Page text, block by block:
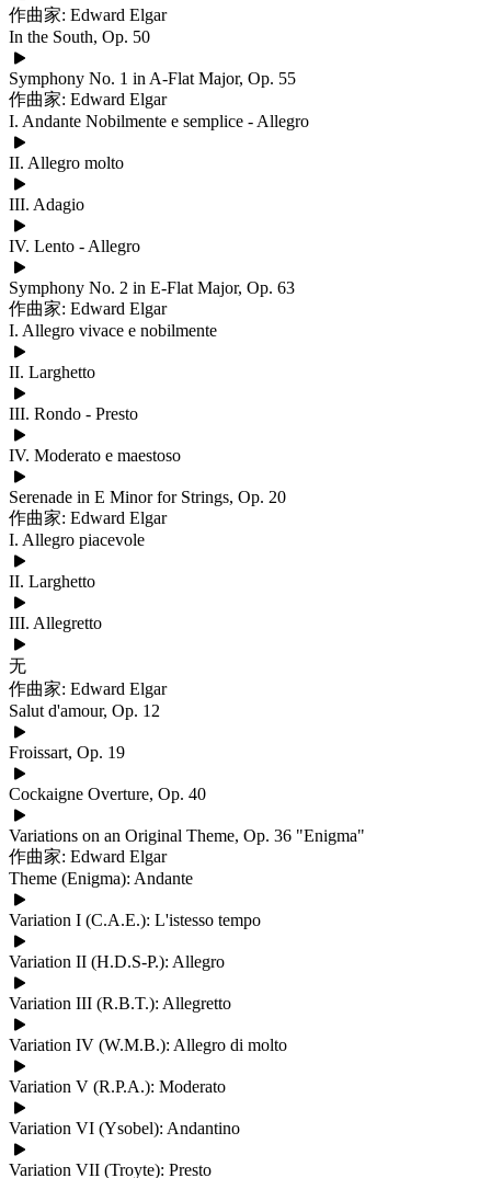
作曲家: Edward Elgar
In the South, Op. 50
Symphony No. 1 in A-Flat Major, Op. 55
作曲家: Edward Elgar
I. Andante Nobilmente e semplice - Allegro
II. Allegro molto
III. Adagio
IV. Lento - Allegro
Symphony No. 2 in E-Flat Major, Op. 63
作曲家: Edward Elgar
I. Allegro vivace e nobilmente
II. Larghetto
III. Rondo - Presto
IV. Moderato e maestoso
Serenade in E Minor for Strings, Op. 20
作曲家: Edward Elgar
I. Allegro piacevole
II. Larghetto
III. Allegretto
无
作曲家: Edward Elgar
Salut d'amour, Op. 12
Froissart, Op. 19
Cockaigne Overture, Op. 40
Variations on an Original Theme, Op. 36 "Enigma"
作曲家: Edward Elgar
Theme (Enigma): Andante
Variation I (C.A.E.): L'istesso tempo
Variation II (H.D.S-P.): Allegro
Variation III (R.B.T.): Allegretto
Variation IV (W.M.B.): Allegro di molto
Variation V (R.P.A.): Moderato
Variation VI (Ysobel): Andantino
Variation VII (Troyte): Presto